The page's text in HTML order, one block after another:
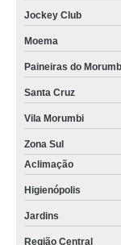
calandra em tubo Mooca
calandra para tubo
calandra tubo sob
calandra tubo inox sob
indústria de calandra
venda de calandra
calandra tubo inox
Jockey Club
Moema
Paineiras do
Santa Cruz
Vila Morumbi
Zona Sul
Aclimação
Higienópolis
Jardins
Região Central